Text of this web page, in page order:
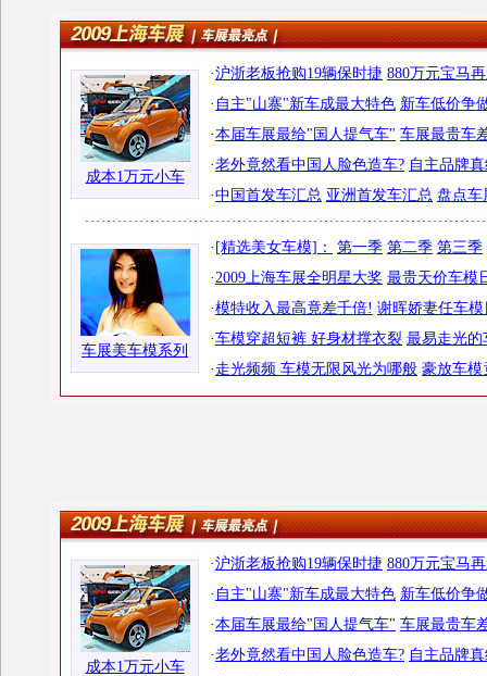
成本1万元小车
·沪浙老板抢购19辆保时捷 880万元宝马
· 自主"山寨"新车成最大特色 新车低价争
·本届车展最给"国人提气车" 车展最贵车
·老外竟然看中国人脸色造车? 自主品牌
·中国首发车汇总 亚洲首发车汇总 盘点车
车展美车模系列
· [精选美女车模]： 第一季 第二季 第三季
·2009上海车展全明星大奖 最贵天价车模
·模特收入最高竟差千倍! 谢晖娇妻任车
·车模穿超短裤 好身材撑衣裂 最易走光的
· 走光频频 车模无限风光为哪般 豪放车模
成本1万元小车
·沪浙老板抢购19辆保时捷 880万元宝马
· 自主"山寨"新车成最大特色 新车低价争
·本届车展最给"国人提气车" 车展最贵车
·老外竟然看中国人脸色造车? 自主品牌